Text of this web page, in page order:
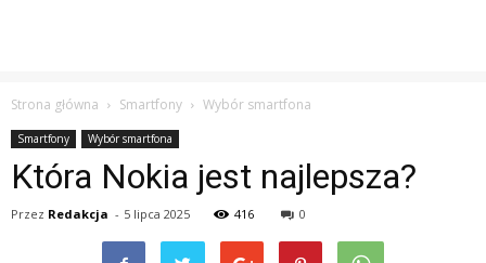
Strona główna Smartfony Wybór smartfona
Smartfony Wybór smartfona
Która Nokia jest najlepsza?
Przez Redakcja - 5 lipca 2025 416 0